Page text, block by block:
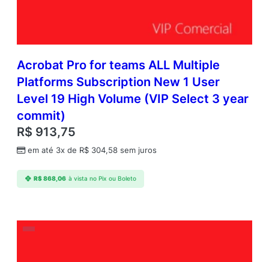
Acrobat Pro for teams ALL Multiple
Platforms Subscription New 1 User
Level 19 High Volume (VIP Select 3 year
commit)
R$ 913,75
em até 3x de R$ 304,58 sem juros
R$868,06 à vista no Pix ou Boleto